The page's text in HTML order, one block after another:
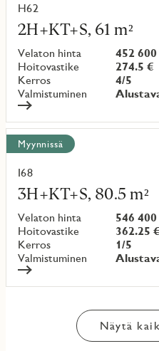
H62
2H+KT+S, 61 m²
Velaton hinta
452 600
Hoitovastike
274.5 €
Kerros
4/5
Valmistuminen
Lue
lisää
kohteesta
Myynnissä
I68
3H+KT+S, 80.5 m²
Velaton hinta
546
Hoitovastike
362.25 €
Kerros
1/5
Valmistuminen
Lue
lisää
kohteesta
Näytä